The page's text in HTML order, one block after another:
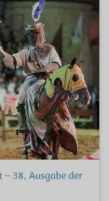
– 38. Ausgabe der